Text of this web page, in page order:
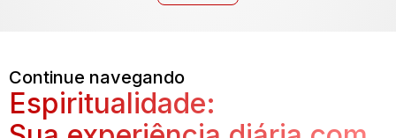
Continue navegando
Espiritualidade: